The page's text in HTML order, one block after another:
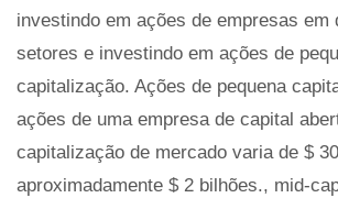
investindo em ações de empresas em
setores e investindo em ações de
capitalização. Ações de pequena
ações de uma empresa de capital
capitalização de mercado varia de $
aproximadamente $ 2 bilhões., mid-